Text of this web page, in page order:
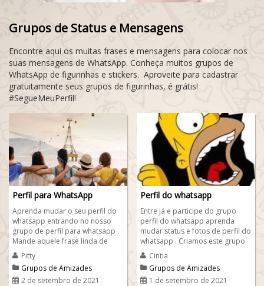
Grupos de Status e Mensagens
Encontre aqui os muitas frases e mensagens para colocar nos
suas mensagens de WhatsApp. Conheça muitos grupos de
WhatsApp de figurinhas e stickers. Aproveite para cadastrar
gratuitamente seus grupos de figurinhas, é grátis!
#SegueMeuPerfil!
Perfil para WhatsApp
Aprenda mudar o seu perfil do
whatsapp entrando no nosso
grupo de perfil para whatsapp .
Mande aquele frase linda de
bom dia para pessoa amada e
também para...
Pitty
Grupos de Amizades
2 de setembro de 2021
Perfil do whatsapp
Entre já e participe do grupo
perfil do whatsapp aprenda
mudar status e fotos de perfil do
whatsapp . Criamos este grupo
para pessoas que ainda não
sabem...
Cintia
Grupos de Amizades
1 de setembro de 2021